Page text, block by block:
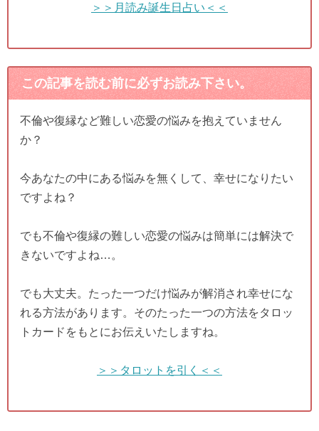
＞＞月読み誕生日占い＜＜
この記事を読む前に必ずお読み下さい。
不倫や復縁など難しい恋愛の悩みを抱えていません
か？
今あなたの中にある悩みを無くして、幸せになりたい
ですよね？
でも不倫や復縁の難しい恋愛の悩みは簡単には解決で
きないですよね…。
でも大丈夫。たった一つだけ悩みが解消され幸せにな
れる方法があります。そのたった一つの方法をタロッ
トカードをもとにお伝えいたしますね。
＞＞タロットを引く＜＜